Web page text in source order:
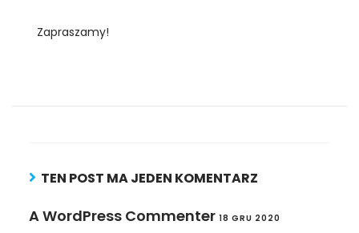
Zapraszamy!
TEN POST MA JEDEN KOMENTARZ
A WordPress Commenter 18 GRU 2020